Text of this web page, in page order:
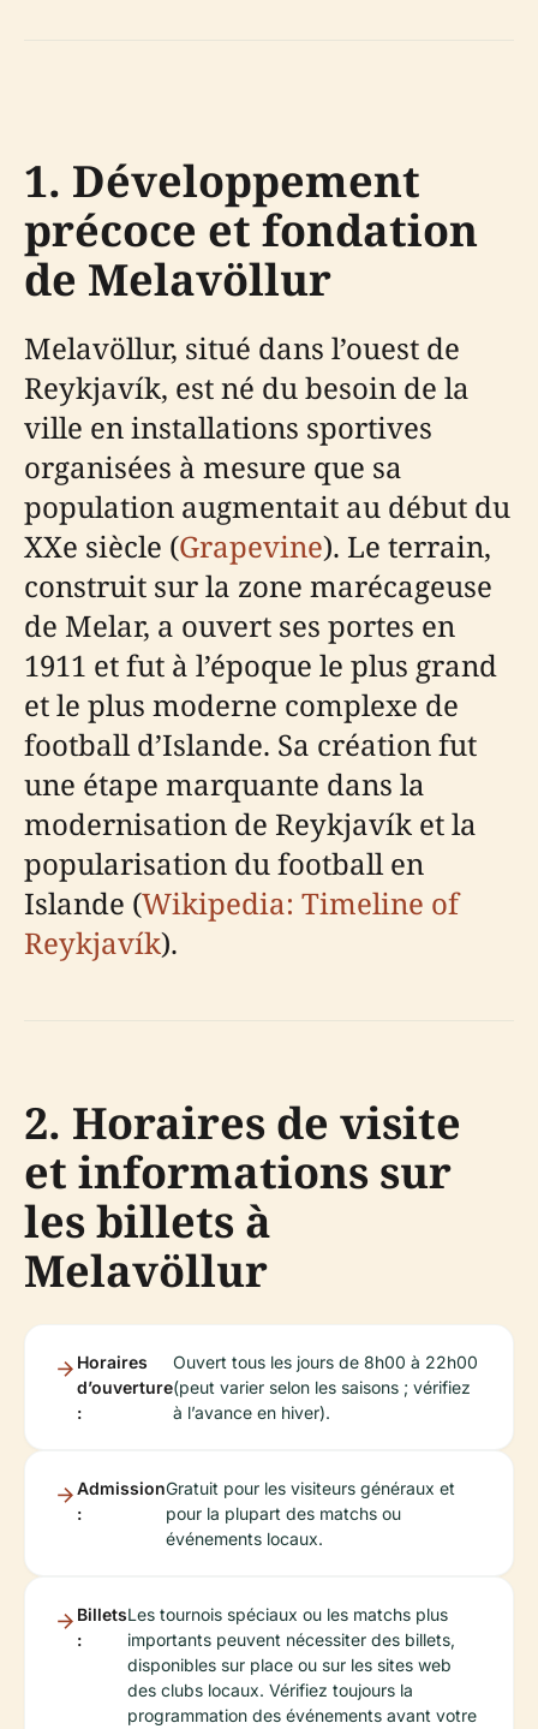
1. Développement
précoce et fondation
de Melavöllur
Melavöllur, situé dans l’ouest de
Reykjavík, est né du besoin de la
ville en installations sportives
organisées à mesure que sa
population augmentait au début du
XXe siècle (Grapevine). Le terrain,
construit sur la zone marécageuse
de Melar, a ouvert ses portes en
1911 et fut à l’époque le plus grand
et le plus moderne complexe de
football d’Islande. Sa création fut
une étape marquante dans la
modernisation de Reykjavík et la
popularisation du football en
Islande (Wikipedia: Timeline of
Reykjavík).
2. Horaires de visite
et informations sur
les billets à
Melavöllur
Horaires
d’ouverture
:
Ouvert tous les jours de 8h00 à 22h00
(peut varier selon les saisons ; vérifiez
à l’avance en hiver).
Admission
:
Gratuit pour les visiteurs généraux et
pour la plupart des matchs ou
événements locaux.
Billets
:
Les tournois spéciaux ou les matchs plus
importants peuvent nécessiter des billets,
disponibles sur place ou sur les sites web
des clubs locaux. Vérifiez toujours la
programmation des événements avant votre